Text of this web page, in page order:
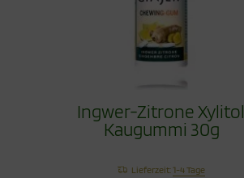
Ingwer-Zitrone Xylitol
Kaugummi 30g
Lieferzeit:1-4 Tage